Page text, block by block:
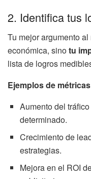
2. Identifica tus
Tu mejor argumento
económica, sinotu
lista de logros
Ejemplos de
Aumento del
determinado.
Crecimiento de
estrategias.
Mejora en el ROI